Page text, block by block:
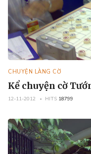
CHUYỆN LÀNG CỜ
Kể chuyện cờ
12-11-2012 HITS 18799